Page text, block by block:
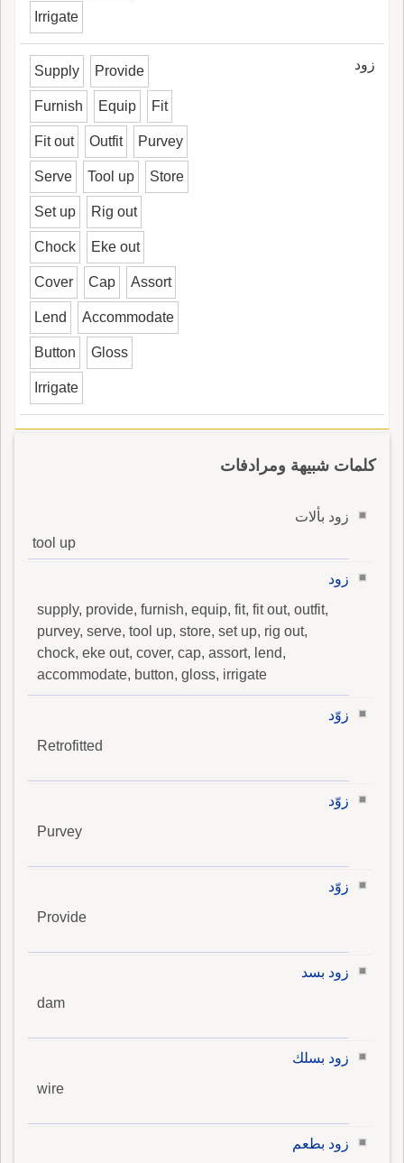
Irrigate
زود Supply Provide
Furnish Equip Fit
Fit out Outfit Purvey
Serve Tool up Store
Set up Rig out
Chock Eke out
Cover Cap Assort
Lend Accommodate
Button Gloss
Irrigate
كلمات شبيهة ومرادفات
زود بألات
tool up
زود
supply, provide, furnish, equip, fit, fit out, outfit,
purvey, serve, tool up, store, set up, rig out,
chock, eke out, cover, cap, assort, lend,
accommodate, button, gloss, irrigate
زوّد
Retrofitted
زوّد
Purvey
زوّد
Provide
زود بسد
dam
زود بسلك
wire
زود بطعم